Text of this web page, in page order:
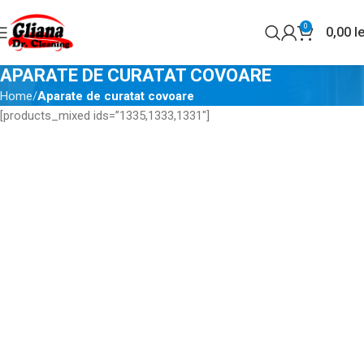
0 0,00
APARATE DE CURATAT COVOARE
Home Aparate de curatat covoare
[products_mixed ids=”1335,1333,1331″]